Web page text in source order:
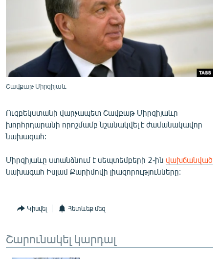
ՄԻՋԱԶԳԱՅԻՆ
ՄՇԱԿՈՒՅԹ
ՍՊՈՐՏ
ՄԵԿՆԱԲԱՆՈՒԹՅՈՒՆ
ՏՏ ԵՒ ԻՆՏԵՐՆԵՏ
ԱՐԽԻՎ
ՏԵՍԱՆՅՈՒԹԵՐ
ՁԳՏԵԼՈՎ ԼԱՎԱԳՈՒՅՆԻՆ
Հայերեն
Русский
Շավքաթ Միրզիյաև
Ուզբեկստանի վարչապետ Շավքաթ Միրզիյաևը
խորհրդարանի որոշմամբ նշանակվել է ժամանակավոր
նախագահ:
Միրզիյաևը ստանձնում է սեպտեմբերի 2-ին վախճանված
նախագահ Իսլամ Քարիմովի լիազորությունները:
Կիսվել Հետևեք մեզ
Շարունակել կարդալ